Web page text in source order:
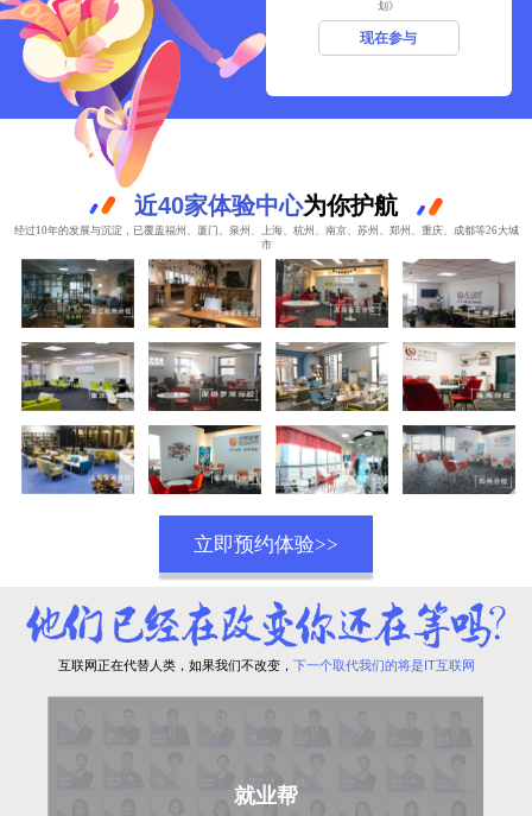
划》
现在参与
近40家体验中心为你护航
经过10年的发展与沉淀，已覆盖福州、厦门、泉州、上海、杭州、南京、苏州、郑州、重庆、成都等26大城
市
立即预约体验>>
互联网正在代替人类，如果我们不改变， 下一个取代我们的将是IT互联网
就业帮